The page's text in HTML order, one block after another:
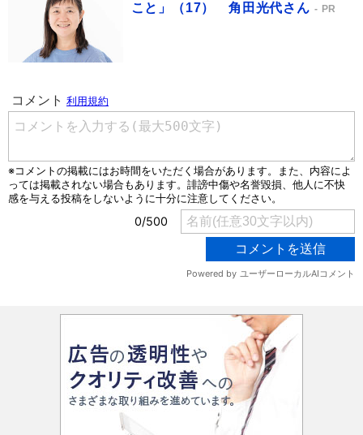
こと」（17） 角田光代さん
PR